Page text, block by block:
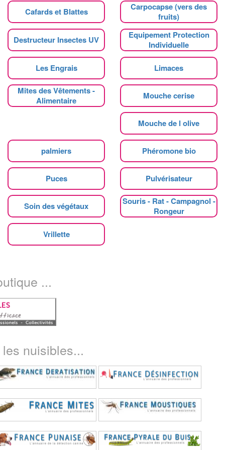
Cafards et Blattes
Carpocapse (vers des
fruits)
Destructeur Insectes UV
Equipement Protection
Individuelle
Les Engrais Limaces
Mites des Vêtements -
Alimentaire
Mouche cerise
Mouche de l olive
palmiers Phéromone bio
Puces Pulvérisateur
Soin des végétaux
Souris - Rat - Campagnol -
Rongeur
Vrillette
...
nuisibles...